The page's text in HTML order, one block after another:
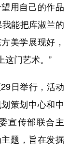
عربى
한국어
用自己的作品
能把库淑兰的
美学展现好，
这门艺术。”
日举行，活动
策划中心和中
宣传部联合主
主题，旨在发掘